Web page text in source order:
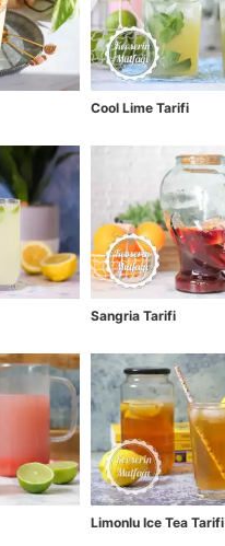
Cool Lime Tarifi
Sangria Tarifi
Limonlu Ice Tea Tarifi